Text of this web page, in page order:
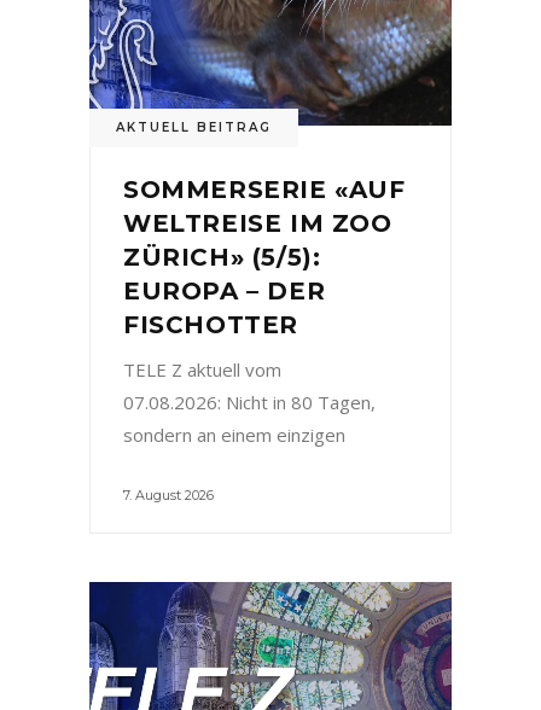
AKTUELL BEITRAG
SOMMERSERIE «AUF
WELTREISE IM ZOO
ZÜRICH» (5/5):
EUROPA – DER
FISCHOTTER
TELE Z aktuell vom
07.08.2026: Nicht in 80 Tagen,
sondern an einem einzigen
7. August 2026